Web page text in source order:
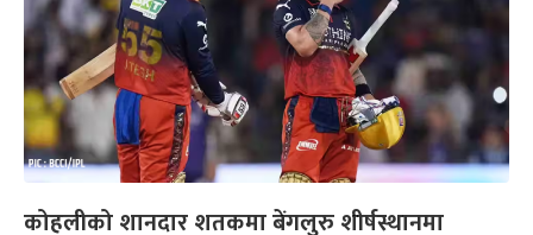
कोहलीको शानदार शतकमा बेंगलुरु शीर्षस्थानमा